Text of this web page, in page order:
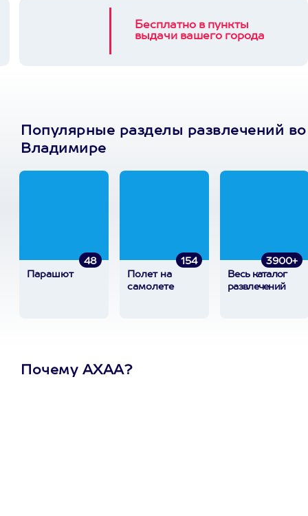
Бесплатно в пункты
выдачи вашего города
Популярные разделы развлечений во
Владимире
48
Парашют
154
Полет на
самолете
3900+
Весь каталог
развлечений
Почему АХАА?